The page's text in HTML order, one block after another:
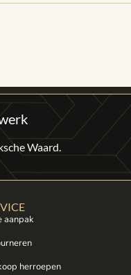
Waard.
aanpak
herroepen